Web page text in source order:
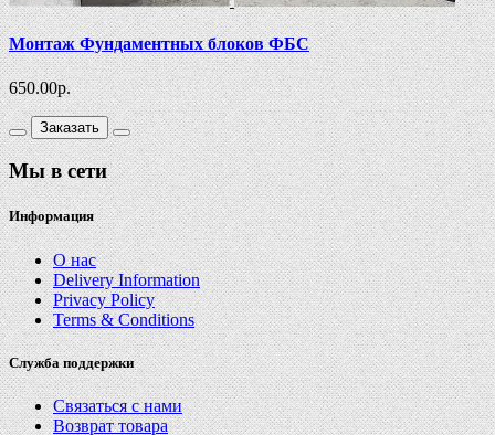
Монтаж Фундаментных блоков ФБС
650.00р.
Заказать
Мы в сети
Информация
О нас
Delivery Information
Privacy Policy
Terms & Conditions
Служба поддержки
Связаться с нами
Возврат товара